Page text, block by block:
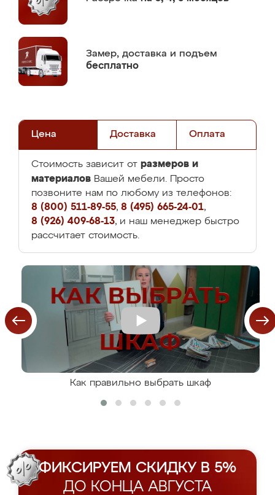
Замер, доставка и подъем
бесплатно
Цена Доставка Оплата
Стоимость зависит от размеров и
материалов Вашей мебели. Просто
позвоните нам по любому из телефонов:
8 (800) 511-89-55, 8 (495) 665-24-01,
8 (926) 409-68-13, и наш менеджер быстро
рассчитает стоимость.
Как правильно выбрать шкаф
ФИКСИРУЕМ СКИДКУ В 5%
ДО КОНЦА АВГУСТА